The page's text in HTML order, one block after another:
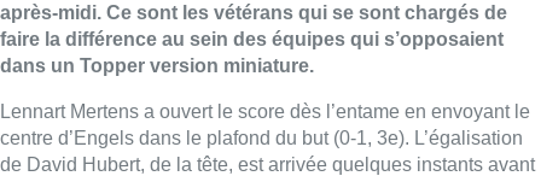
après-midi. Ce sont les vétérans qui se sont chargés de
faire la différence au sein des équipes qui s’opposaient
dans un Topper version miniature.
Lennart Mertens a ouvert le score dès l’entame en envoyant le
centre d’Engels dans le plafond du but (0-1, 3e). L’égalisation
de David Hubert, de la tête, est arrivée quelques instants avant